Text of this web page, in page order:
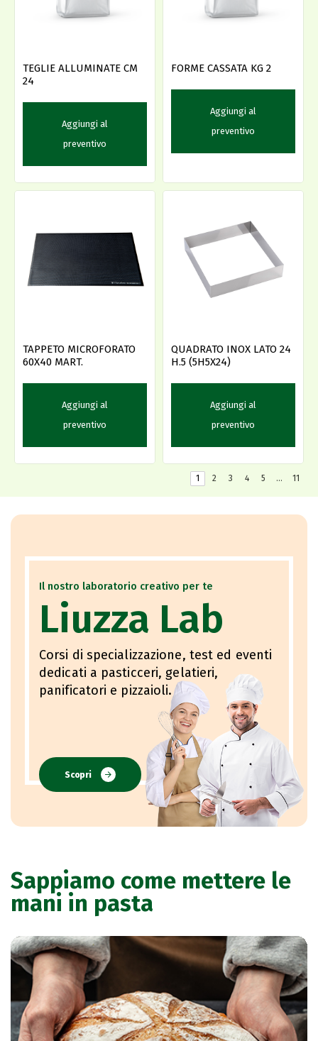
TEGLIE ALLUMINATE CM
24
Aggiungi al
preventivo
FORME CASSATA KG 2
Aggiungi al
preventivo
TAPPETO MICROFORATO
60X40 MART.
Aggiungi al
preventivo
QUADRATO INOX LATO 24
H.5 (5H5X24)
Aggiungi al
preventivo
1 2 3 4 5 … 11
Il nostro laboratorio creativo per te
Liuzza Lab
Corsi di specializzazione, test ed eventi
dedicati a pasticceri, gelatieri,
panificatori e pizzaioli.
Scopri
Sappiamo come mettere le
mani in pasta